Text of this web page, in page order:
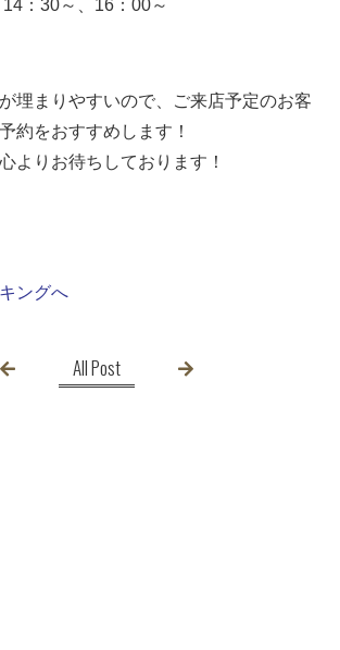
：30～、16：00～
埋まりやすいので、ご来店予定のお客
約をおすすめします！
よりお待ちしております！
ングへ
All Post